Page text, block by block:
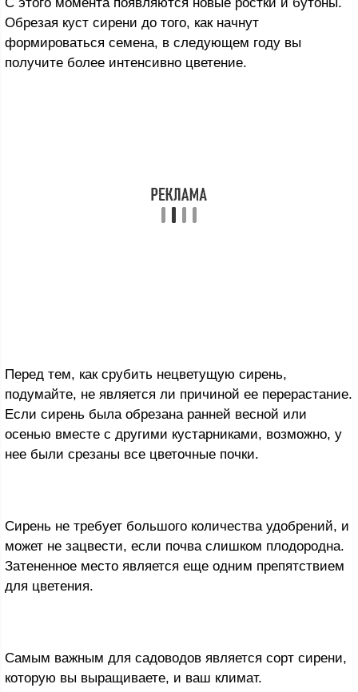
Обрезая куст сирени до того, как начнут
формироваться семена, в следующем году вы
получите более интенсивно цветение.
Перед тем, как срубить нецветущую сирень,
подумайте, не является ли причиной ее перерастание.
Если сирень была обрезана ранней весной или
осенью вместе с другими кустарниками, возможно, у
нее были срезаны все цветочные почки.
Сирень не требует большого количества удобрений, и
может не зацвести, если почва слишком плодородна.
Затененное место является еще одним препятствием
для цветения.
Самым важным для садоводов является сорт сирени,
которую вы выращиваете, и ваш климат.